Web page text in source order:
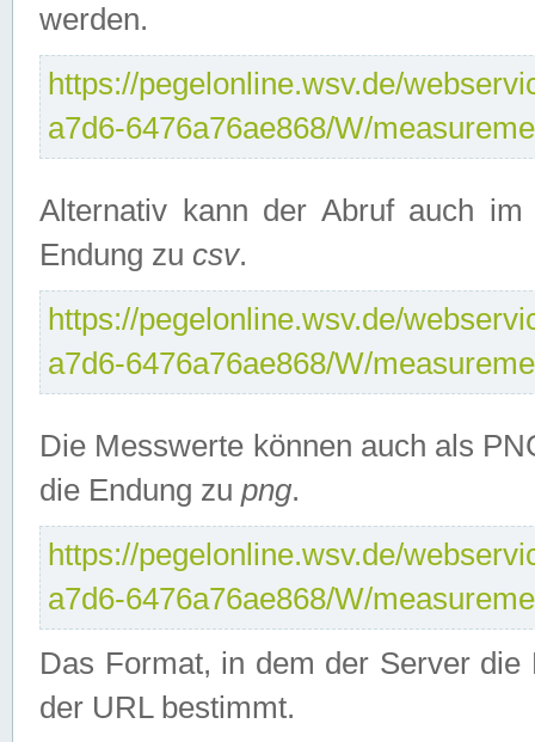
werden.
https://pegelonline.wsv.de/
a7d6-6476a76ae868/W/
Alternativ kann der Abruf auch
Endung zu csv.
https://pegelonline.wsv.de/
a7d6-6476a76ae868/W/
Die Messwerte können auch als
die Endung zu png.
https://pegelonline.wsv.de/
a7d6-6476a76ae868/W/
Das Format, in dem der Server
der URL bestimmt.